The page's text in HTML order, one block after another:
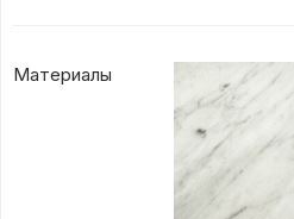
Материалы